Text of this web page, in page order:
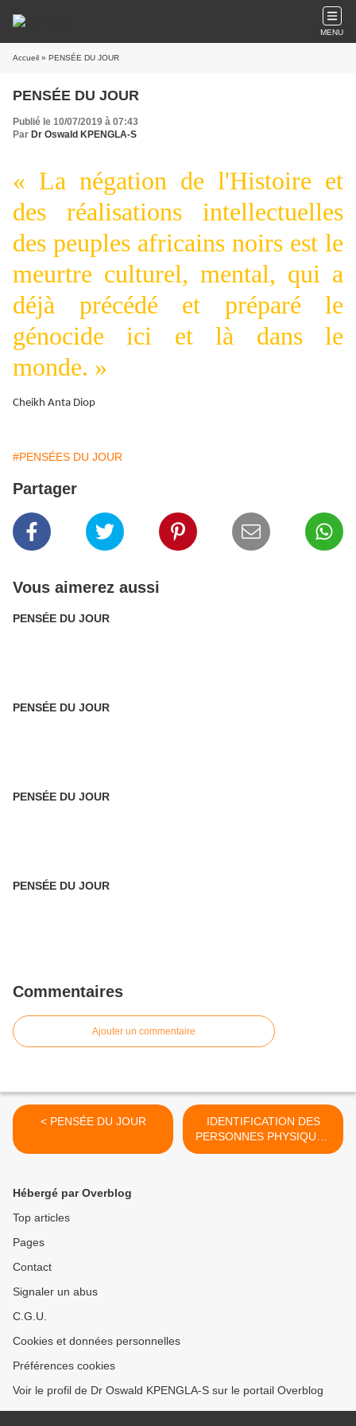
MENU
Accueil » PENSÉE DU JOUR
PENSÉE DU JOUR
Publié le 10/07/2019 à 07:43
Par Dr Oswald KPENGLA-S
« La négation de l'Histoire et
des réalisations intellectuelles
des peuples africains noirs est le
meurtre culturel, mental, qui a
déjà précédé et préparé le
génocide ici et là dans le
monde. »
Cheikh Anta Diop
#PENSÉES DU JOUR
Partager
Vous aimerez aussi
PENSÉE DU JOUR
PENSÉE DU JOUR
PENSÉE DU JOUR
PENSÉE DU JOUR
Commentaires
Ajouter un commentaire
< PENSÉE DU JOUR
IDENTIFICATION DES
PERSONNES PHYSIQUES
AU BENIN >
Hébergé par Overblog
Top articles
Pages
Contact
Signaler un abus
C.G.U.
Cookies et données personnelles
Préférences cookies
Voir le profil de Dr Oswald KPENGLA-S sur le portail Overblog